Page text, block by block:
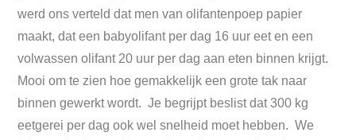
werd ons verteld dat men van olifantenpoep papier
maakt, dat een babyolifant per dag 16 uur eet en een
volwassen olifant 20 uur per dag aan eten binnen krijgt.
Mooi om te zien hoe gemakkelijk een grote tak naar
binnen gewerkt wordt. Je begrijpt beslist dat 300 kg
eetgerei per dag ook wel snelheid moet hebben. We